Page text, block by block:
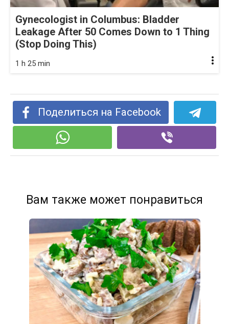
Gynecologist in Columbus: Bladder
Leakage After 50 Comes Down to 1 Thing
(Stop Doing This)
1 h 25 min
Поделиться на Facebook
Вам также может понравиться